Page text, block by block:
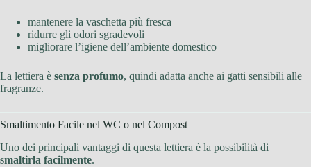
mantenere la vaschetta più fresca
ridurre gli odori sgradevoli
migliorare l’igiene dell’ambiente domestico
La lettiera è senza profumo, quindi adatta anche ai gatti sensibili alle
fragranze.
Smaltimento Facile nel WC o nel Compost
Uno dei principali vantaggi di questa lettiera è la possibilità di
smaltirla facilmente.